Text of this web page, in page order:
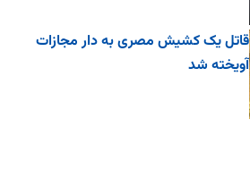
قاتل یک کشیش مصری به دار مجازات
آویخته شد